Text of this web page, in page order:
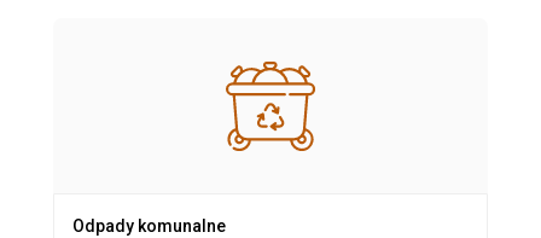
Odpady komunalne